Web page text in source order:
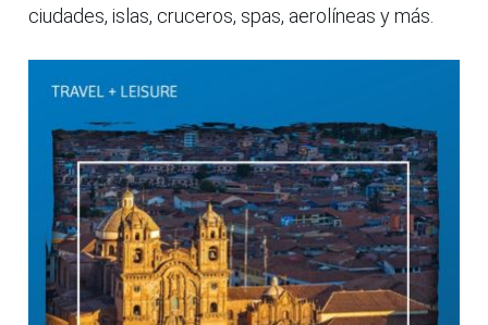
ciudades, islas, cruceros, spas, aerolíneas y más.